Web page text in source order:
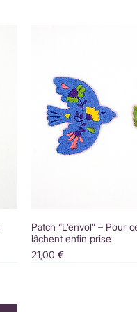
Patch “L’envol” – Pour
lâchent enfin prise
Prix
21,00 €